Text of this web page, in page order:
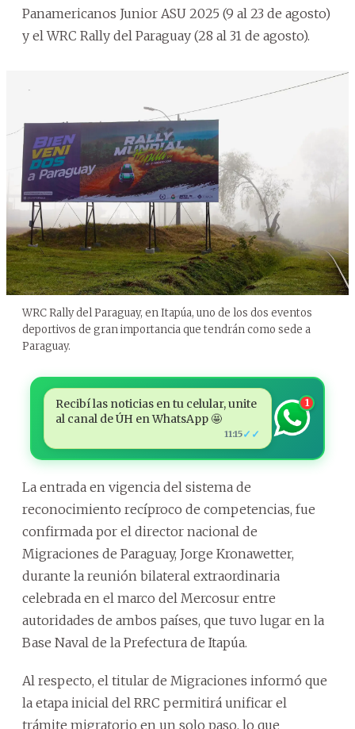
Panamericanos Junior ASU 2025 (9 al 23 de agosto)
y el WRC Rally del Paraguay (28 al 31 de agosto).
WRC Rally del Paraguay, en Itapúa, uno de los dos eventos
deportivos de gran importancia que tendrán como sede a
Paraguay.
Recibí las noticias en tu celular, unite
al canal de ÚH en WhatsApp 🤩
11:15✓✓
1
La entrada en vigencia del sistema de
reconocimiento recíproco de competencias, fue
confirmada por el director nacional de
Migraciones de Paraguay, Jorge Kronawetter,
durante la reunión bilateral extraordinaria
celebrada en el marco del Mercosur entre
autoridades de ambos países, que tuvo lugar en la
Base Naval de la Prefectura de Itapúa.
Al respecto, el titular de Migraciones informó que
la etapa inicial del RRC permitirá unificar el
trámite migratorio en un solo paso, lo que